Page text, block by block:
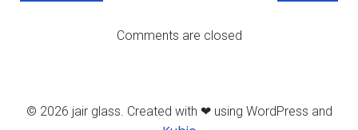
Comments are closed
© 2026 jair glass. Created with ❤ using WordPress and